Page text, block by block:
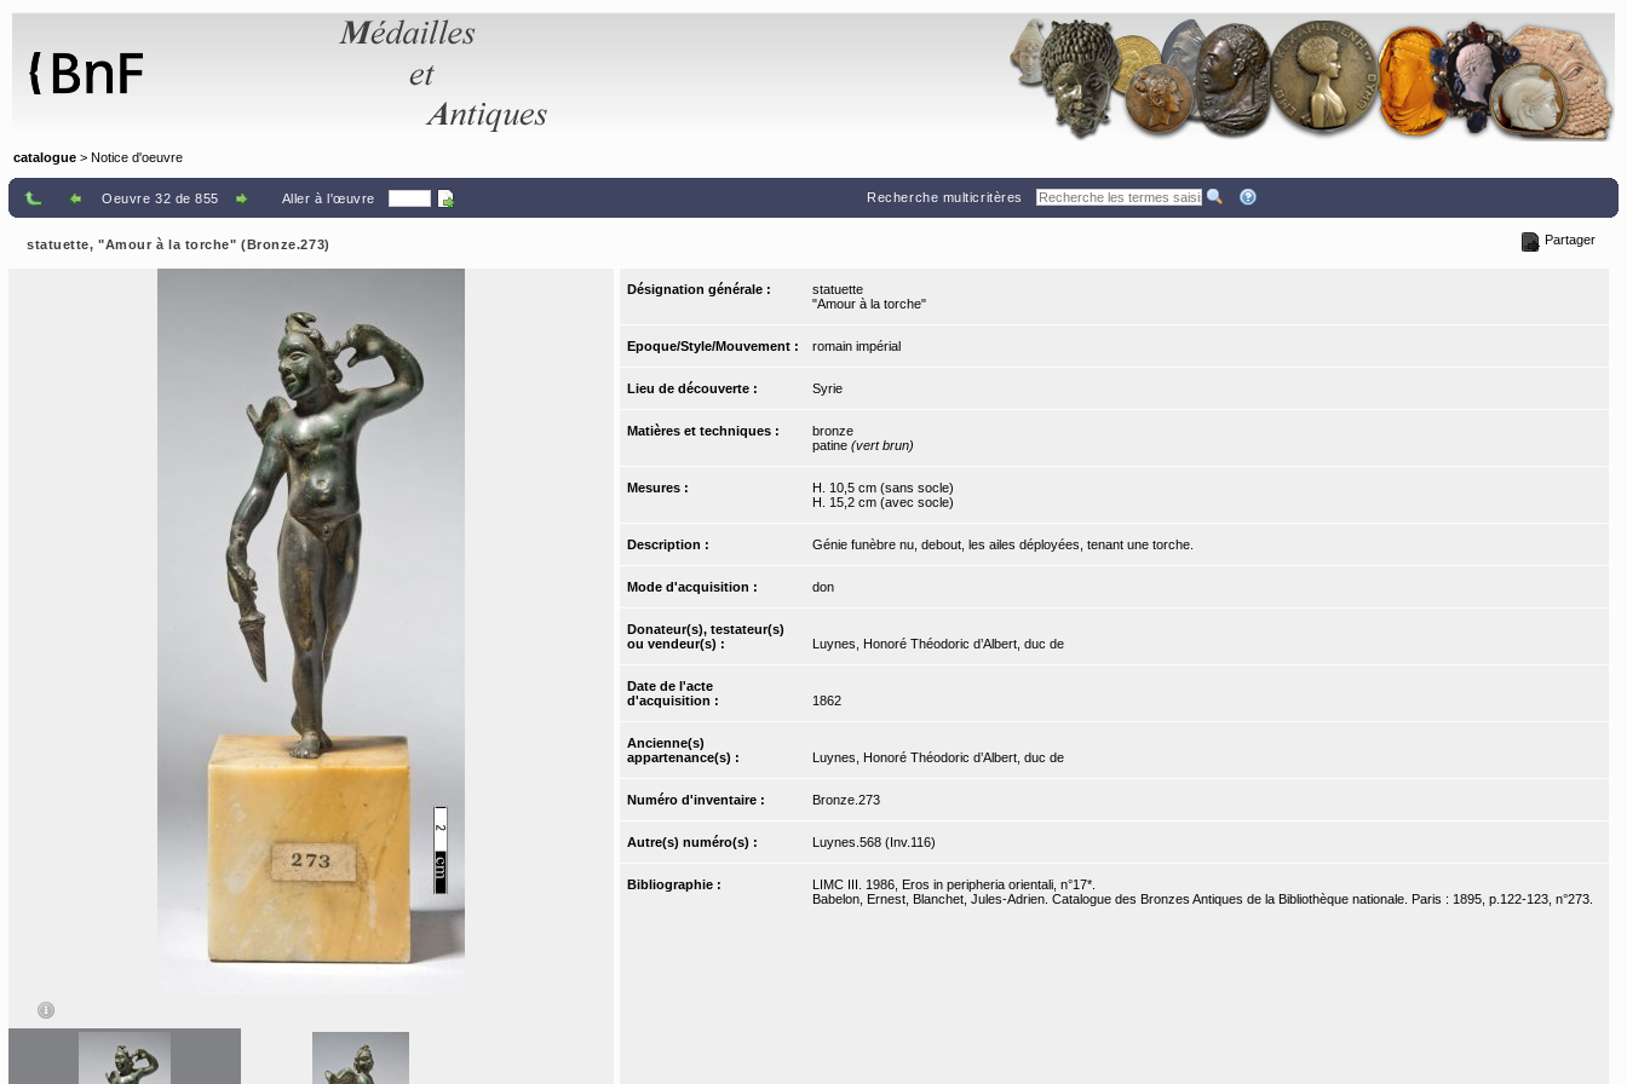
catalogue > Notice d'oeuvre
Oeuvre 32 de 855 Aller à l'œuvre Recherche multicritères
statuette, "Amour à la torche" (Bronze.273) Partager
Désignation générale :
statuette
"Amour à la torche"
Epoque/Style/Mouvement : romain impérial
Lieu de découverte : Syrie
Matières et techniques :
bronze
patine (vert brun)
Mesures :
H. 10,5 cm (sans socle)
H. 15,2 cm (avec socle)
Description : Génie funèbre nu, debout, les ailes déployées, tenant une torche.
Mode d'acquisition : don
Donateur(s), testateur(s)
ou vendeur(s) :
Luynes, Honoré Théodoric d’Albert, duc de
Date de l'acte
d'acquisition :
1862
Ancienne(s)
appartenance(s) :
Luynes, Honoré Théodoric d’Albert, duc de
Numéro d'inventaire : Bronze.273
Autre(s) numéro(s) : Luynes.568 (Inv.116)
Bibliographie :
LIMC III. 1986, Eros in peripheria orientali, n°17*.
Babelon, Ernest, Blanchet, Jules-Adrien. Catalogue des Bronzes Antiques de la Bibliothèque nationale. Paris : 1895, p.122-123, n°273.